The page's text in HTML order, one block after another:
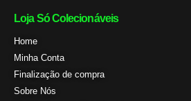
Loja Só Colecionáveis
Home
Minha Conta
Finalização de compra
Sobre Nós